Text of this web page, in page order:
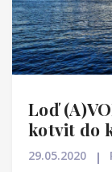
Loď
kotvit do
29.05.2020